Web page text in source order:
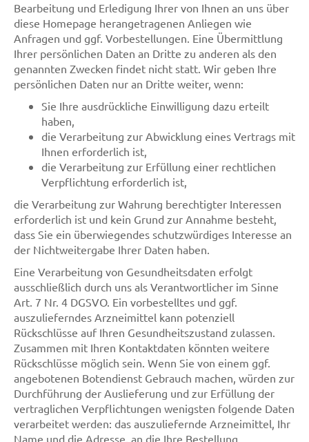
Bearbeitung und Erledigung Ihrer von Ihnen an uns über
diese Homepage herangetragenen Anliegen wie
Anfragen und ggf. Vorbestellungen. Eine Übermittlung
Ihrer persönlichen Daten an Dritte zu anderen als den
genannten Zwecken findet nicht statt. Wir geben Ihre
persönlichen Daten nur an Dritte weiter, wenn:
Sie Ihre ausdrückliche Einwilligung dazu erteilt
haben,
die Verarbeitung zur Abwicklung eines Vertrags mit
Ihnen erforderlich ist,
die Verarbeitung zur Erfüllung einer rechtlichen
Verpflichtung erforderlich ist,
die Verarbeitung zur Wahrung berechtigter Interessen
erforderlich ist und kein Grund zur Annahme besteht,
dass Sie ein überwiegendes schutzwürdiges Interesse an
der Nichtweitergabe Ihrer Daten haben.
Eine Verarbeitung von Gesundheitsdaten erfolgt
ausschließlich durch uns als Verantwortlicher im Sinne
Art. 7 Nr. 4 DGSVO. Ein vorbestelltes und ggf.
auszulieferndes Arzneimittel kann potenziell
Rückschlüsse auf Ihren Gesundheitszustand zulassen.
Zusammen mit Ihren Kontaktdaten könnten weitere
Rückschlüsse möglich sein. Wenn Sie von einem ggf.
angebotenen Botendienst Gebrauch machen, würden zur
Durchführung der Auslieferung und zur Erfüllung der
vertraglichen Verpflichtungen wenigsten folgende Daten
verarbeitet werden: das auszuliefernde Arzneimittel, Ihr
Name und die Adresse, an die Ihre Bestellung